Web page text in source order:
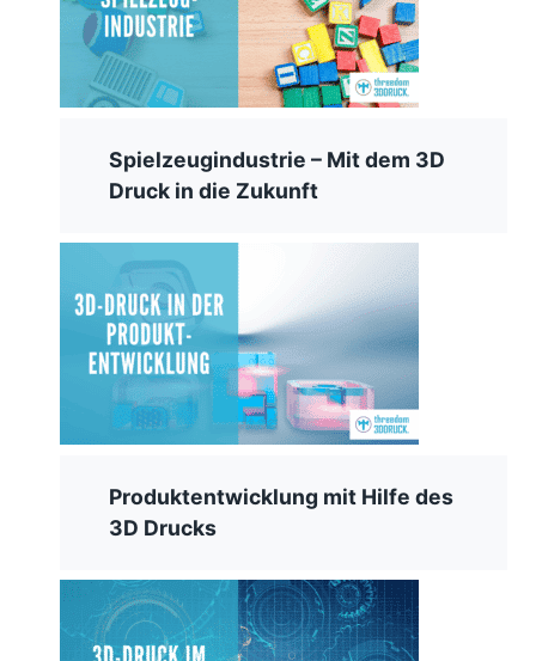
Spielzeugindustrie – Mit dem 3D
Druck in die Zukunft
Produktentwicklung mit Hilfe des
3D Drucks